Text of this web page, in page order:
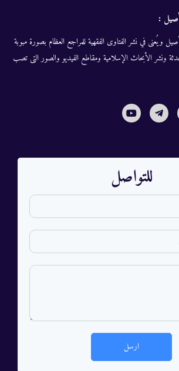
:
ويُعنى في نشر الفتاوى الفقهية للمراجع العظام بصورة مبوبة
ونشر الأبحاث الإسلامية ومقاطع الفيديو والصور التى تصب
للتواصل
ارسل